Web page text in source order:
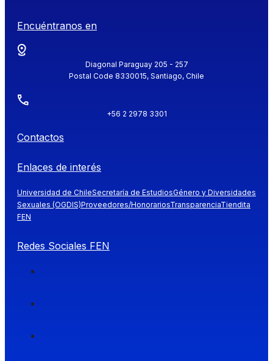
Encuéntranos en
Diagonal Paraguay 205 - 257
Postal Code 8330015, Santiago, Chile
+56 2 2978 3301
Contactos
Enlaces de interés
Universidad de ChileSecretaría de EstudiosGénero y Diversidades
Sexuales (OGDIS)Proveedores/HonorariosTransparenciaTiendita
FEN
Redes Sociales FEN